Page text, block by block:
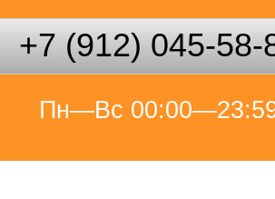
+7 (912) 045-58-
Пн—Вс